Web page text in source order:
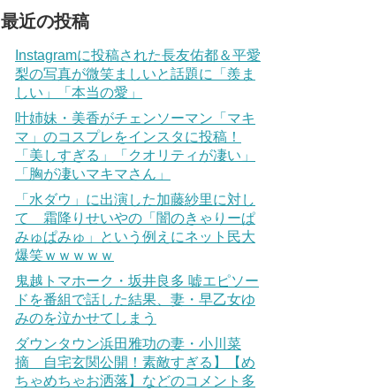
最近の投稿
Instagramに投稿された長友佑都＆平愛
梨の写真が微笑ましいと話題に「羨ま
しい」「本当の愛」
叶姉妹・美香がチェンソーマン「マキ
マ」のコスプレをインスタに投稿！
「美しすぎる」「クオリティが凄い」
「胸が凄いマキマさん」
「水ダウ」に出演した加藤紗里に対し
て 霜降りせいやの「闇のきゃりーぱ
みゅぱみゅ」という例えにネット民大
爆笑ｗｗｗｗｗ
鬼越トマホーク・坂井良多 嘘エピソー
ドを番組で話した結果、妻・早乙女ゆ
みのを泣かせてしまう
ダウンタウン浜田雅功の妻・小川菜
摘 自宅玄関公開！素敵すぎる】【め
ちゃめちゃお洒落】などのコメント多